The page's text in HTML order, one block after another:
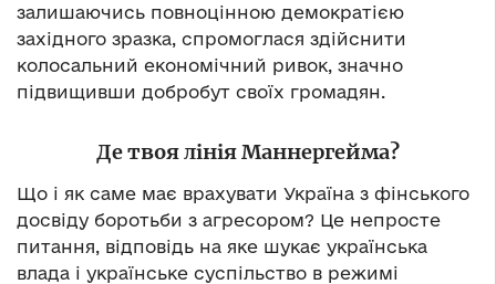
залишаючись повноцінною демократією
західного зразка, спромоглася здійснити
колосальний економічний ривок, значно
підвищивши добробут своїх громадян.
Де твоя лінія Маннергейма?
Що і як саме має врахувати Україна з фінського
досвіду боротьби з агресором? Це непросте
питання, відповідь на яке шукає українська
влада і українське суспільство в режимі